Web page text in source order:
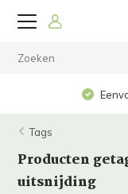
Tags
Producten
uitsnijding